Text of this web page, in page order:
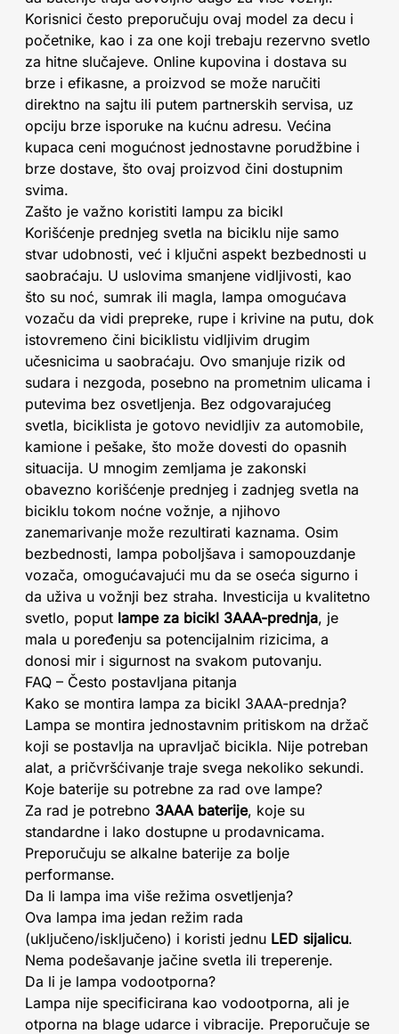
Korisnici često preporučuju ovaj model za decu i
početnike, kao i za one koji trebaju rezervno svetlo
za hitne slučajeve. Online kupovina i dostava su
brze i efikasne, a proizvod se može naručiti
direktno na sajtu ili putem partnerskih servisa, uz
opciju brze isporuke na kućnu adresu. Većina
kupaca ceni mogućnost jednostavne porudžbine i
brze dostave, što ovaj proizvod čini dostupnim
svima.
Zašto je važno koristiti lampu za bicikl
Korišćenje prednjeg svetla na biciklu nije samo
stvar udobnosti, već i ključni aspekt bezbednosti u
saobraćaju. U uslovima smanjene vidljivosti, kao
što su noć, sumrak ili magla, lampa omogućava
vozaču da vidi prepreke, rupe i krivine na putu, dok
istovremeno čini biciklistu vidljivim drugim
učesnicima u saobraćaju. Ovo smanjuje rizik od
sudara i nezgoda, posebno na prometnim ulicama i
putevima bez osvetljenja. Bez odgovarajućeg
svetla, biciklista je gotovo nevidljiv za automobile,
kamione i pešake, što može dovesti do opasnih
situacija. U mnogim zemljama je zakonski
obavezno korišćenje prednjeg i zadnjeg svetla na
biciklu tokom noćne vožnje, a njihovo
zanemarivanje može rezultirati kaznama. Osim
bezbednosti, lampa poboljšava i samopouzdanje
vozača, omogućavajući mu da se oseća sigurno i
da uživa u vožnji bez straha. Investicija u kvalitetno
svetlo, poput lampe za bicikl 3AAA-prednja, je
mala u poređenju sa potencijalnim rizicima, a
donosi mir i sigurnost na svakom putovanju.
FAQ – Često postavljana pitanja
Kako se montira lampa za bicikl 3AAA-prednja?
Lampa se montira jednostavnim pritiskom na držač
koji se postavlja na upravljač bicikla. Nije potreban
alat, a pričvršćivanje traje svega nekoliko sekundi.
Koje baterije su potrebne za rad ove lampe?
Za rad je potrebno 3AAA baterije, koje su
standardne i lako dostupne u prodavnicama.
Preporučuju se alkalne baterije za bolje
performanse.
Da li lampa ima više režima osvetljenja?
Ova lampa ima jedan režim rada
(uključeno/isključeno) i koristi jednu LED sijalicu.
Nema podešavanje jačine svetla ili treperenje.
Da li je lampa vodootporna?
Lampa nije specificirana kao vodootporna, ali je
otporna na blage udarce i vibracije. Preporučuje se